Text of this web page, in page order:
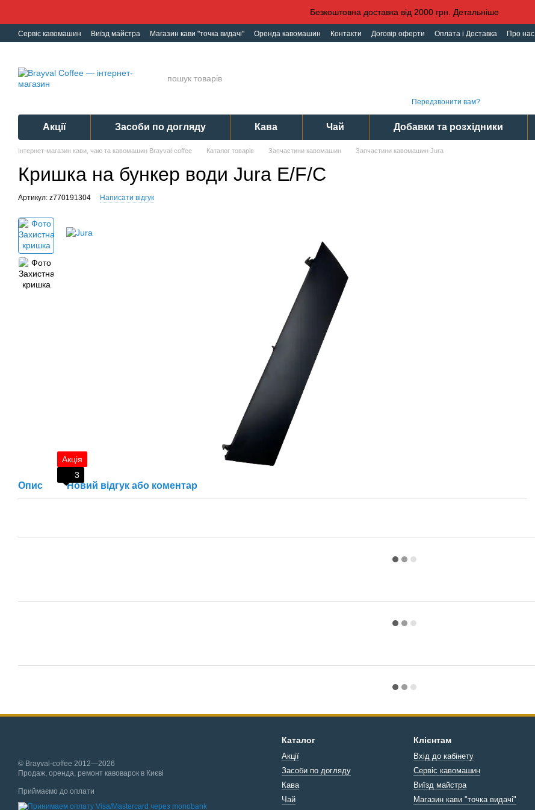
Безкоштовна доставка від 2000 грн. Детальніше
Сервіс кавомашин Виїзд майстра Магазин кави "точка видачі" Оренда кавомашин Контакти Договір оферти Оплата і Доставка
Про нас
Передзвонити вам?
Акції Засоби по догляду Кава Чай Добавки та розхідники
Інтернет-магазин кави, чаю та кавомашин Brayval-coffee Каталог товарів Запчастини кавомашин Запчастини кавомашин Jura
Кришка на бункер води Jura E/F/C
Артикул: z770191304 Написати відгук
Акція
3
Опис Новий відгук або коментар
© Brayval-coffee 2012—2026
Продаж, оренда, ремонт кавоварок в Києві
Приймаємо до оплати
Каталог
Акції
Засоби по догляду
Кава
Чай
Клієнтам
Вхід до кабінету
Сервіс кавомашин
Виїзд майстра
Магазин кави "точка видачі"